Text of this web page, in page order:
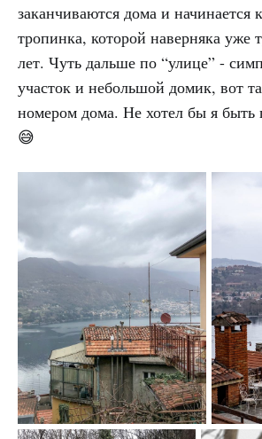
заканчиваются дома и начинается
тропинка, которой наверняка уже
лет. Чуть дальше по “улице” -
участок и небольшой домик, вот
номером дома. Не хотел бы я быть
😅